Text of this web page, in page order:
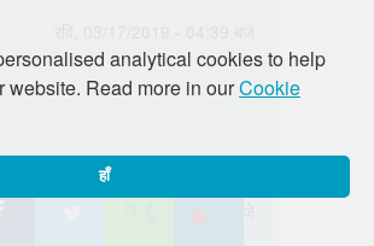
analytical cookies to help
website. Read more in ourCookie
हाँ
to
बुध, 05/08/2019 - 03:56 बजे